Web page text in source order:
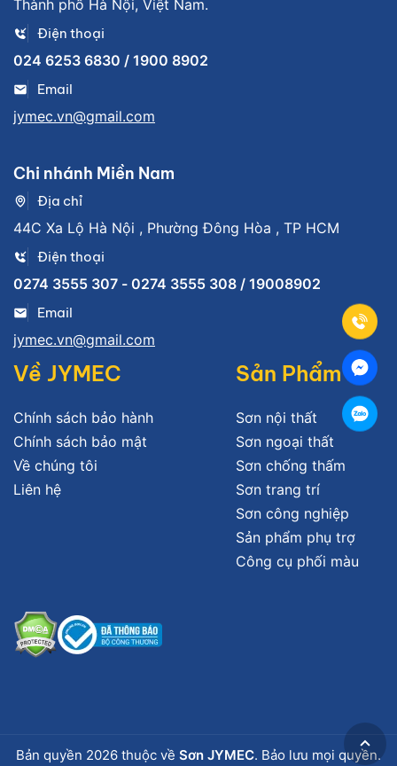
Thành phố Hà Nội, Việt Nam.
Điện thoại
024 6253 6830 / 1900 8902
Email
jymec.vn@gmail.com
Chi nhánh Miền Nam
Địa chỉ
44C Xa Lộ Hà Nội , Phường Đông Hòa , TP HCM
Điện thoại
0274 3555 307 - 0274 3555 308 / 19008902
Email
jymec.vn@gmail.com
Về JYMEC
Chính sách bảo hành
Chính sách bảo mật
Về chúng tôi
Liên hệ
Sản Phẩm
Sơn nội thất
Sơn ngoại thất
Sơn chống thấm
Sơn trang trí
Sơn công nghiệp
Sản phẩm phụ trợ
Công cụ phối màu
Bản quyền 2026 thuộc về Sơn JYMEC. Bảo lưu mọi quyền.